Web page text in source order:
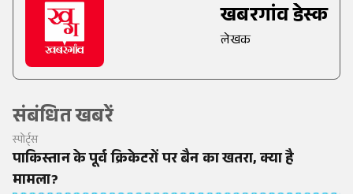
खबरगांव डेस्क
लेखक
संबंधित खबरें
स्पोर्ट्स
पाकिस्तान के पूर्व क्रिकेटरों पर बैन का खतरा, क्या है
मामला?